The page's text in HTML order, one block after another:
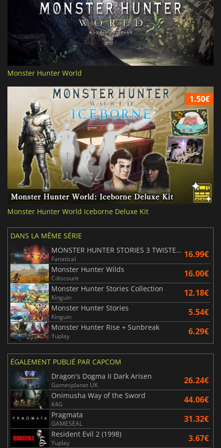
Monster Hunter World
1.50€
Monster Hunter World Iceborne Deluxe Kit
DANS LA MÊME SÉRIE
MONSTER HUNTER STORIES 3 TWISTED REFLECTION
Fanatical 16.99€
Monster Hunter Wilds
Cdiscount 16.00€
Monster Hunter Stories Collection
Kinguin 12.18€
Monster Hunter Stories
Kinguin 5.54€
Monster Hunter Rise + Sunbreak
Yuplay 6.29€
ÉGALEMENT PUBLIÉ PAR CAPCOM
Dragon's Dogma II Dark Arisen
Gamesplanet UK 26.24€
Onimusha Way of the Sword
K4G 44.06€
Pragmata
GAMESEAL 31.32€
Resident Evil 2 (1998)
Yuplay 3.67€